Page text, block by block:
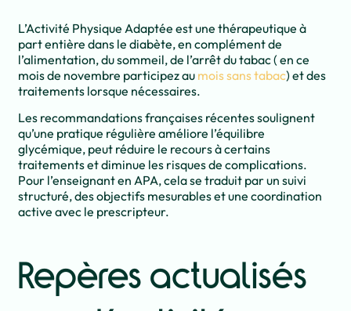
L’Activité Physique Adaptée est une thérapeutique à
part entière dans le diabète, en complément de
l’alimentation, du sommeil, de l’arrêt du tabac ( en ce
mois de novembre participez au mois sans tabac) et des
traitements lorsque nécessaires.
Les recommandations françaises récentes soulignent
qu’une pratique régulière améliore l’équilibre
glycémique, peut réduire le recours à certains
traitements et diminue les risques de complications.
Pour l’enseignant en APA, cela se traduit par un suivi
structuré, des objectifs mesurables et une coordination
active avec le prescripteur.
Repères actualisés